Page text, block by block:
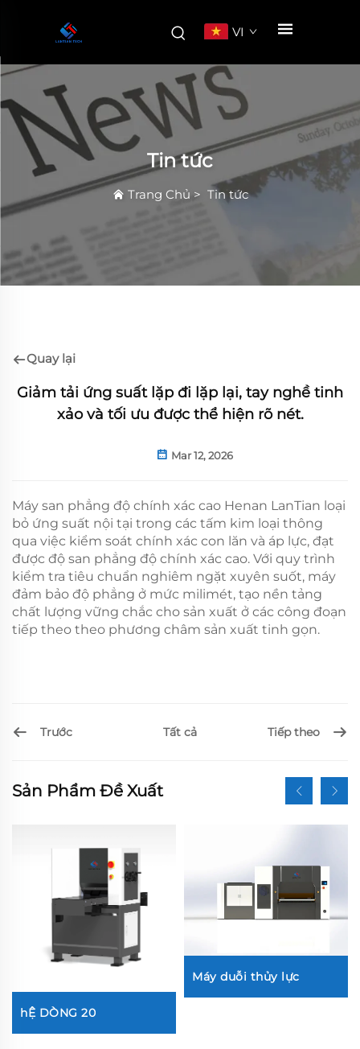
VI
Tin tức
Trang Chủ > Tin tức
Quay lại
Giảm tải ứng suất lặp đi lặp lại, tay nghề tinh
xảo và tối ưu được thể hiện rõ nét.
Mar 12, 2026
Máy san phẳng độ chính xác cao Henan LanTian loại
bỏ ứng suất nội tại trong các tấm kim loại thông
qua việc kiểm soát chính xác con lăn và áp lực, đạt
được độ san phẳng độ chính xác cao. Với quy trình
kiểm tra tiêu chuẩn nghiêm ngặt xuyên suốt, máy
đảm bảo độ phẳng ở mức milimét, tạo nền tảng
chất lượng vững chắc cho sản xuất ở các công đoạn
tiếp theo theo phương châm sản xuất tinh gọn.
Trước Tất cả Tiếp theo
Sản Phẩm Đề Xuất
hỆ DÒNG 20
Máy duỗi thủy lực